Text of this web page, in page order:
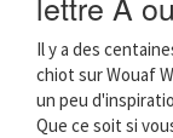
Il y a des
chiot sur Wouaf
un peu
Que ce soit si